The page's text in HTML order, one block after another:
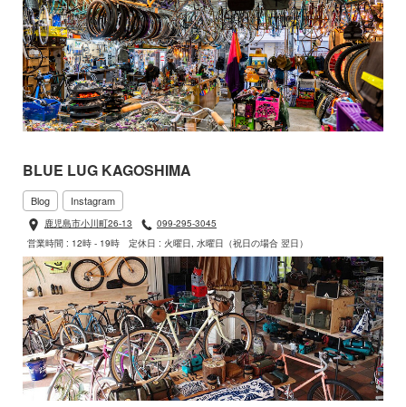
BLUE LUG KAGOSHIMA
Blog Instagram
鹿児島市小川町26-13
099-295-3045
営業時間 : 12時 - 19時
定休日 : 火曜日, 水曜日（祝日の場合 翌日）